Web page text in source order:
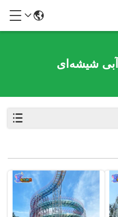
شیشه‌ای